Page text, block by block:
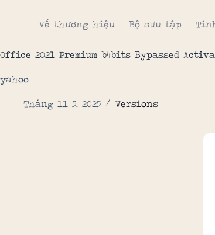
Về thương hiệu Bộ sưu tập
Office 2021 Premium b4bits Bypassed
yahoo
Tháng 11 5, 2025 Versions